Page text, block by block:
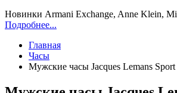
Новинки Armani Exchange, Anne Klein,
Подробнее...
Главная
Часы
Мужские часы Jacques Lemans Sport